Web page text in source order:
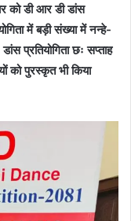
को डी आर डी डांस
में बड़ी संख्या में नन्हे-
प्रतियोगिता छः सप्ताह
को पुरस्कृत भी किया